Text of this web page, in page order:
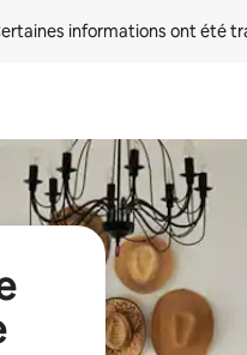
informations ont été